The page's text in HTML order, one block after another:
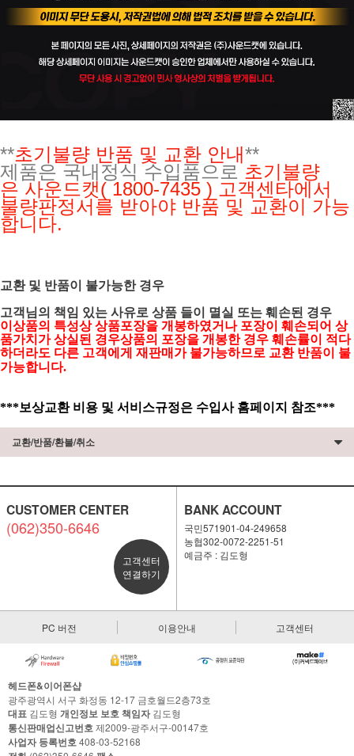
**초기불량 반품 및 교환 안내**
제품은 국내정식 수입품으로 초기불량
은 사운드캣( 1800-7435 ) 고객센타에서
불량판정서를 받아야 반품 및 교환이 가능
합니다.
교환 및 반품이 불가능한 경우
고객님의 책임 있는 사유로 상품 들이 멸실 또는 훼손된 경우
이상품의 특성상 상품포장을 개봉하였거나 포장이 훼손되어 상
품가치가 상실된 경우상품의 포장을 개봉한 경우 훼손률이 적다
하더라도 다른 고객에게 재판매가 불가능하므로 교환 반품이 불
가능합니다.
***보상교환 비용 및 서비스규정은 수입사 홈페이지 참조***
교환/반품/환불/취소
CUSTOMER CENTER
(062)350-6646
고객센터
연결하기
BANK ACCOUNT
국민571901-04-249658
농협302-0072-2251-51
예금주 : 김도형
PC 버전 이용안내 고객센터
헤드폰&이어폰샵
광주광역시 서구 화정동 12-17 금호월드2층73호
대표 김도형 개인정보 보호 책임자김도형
통신판매업신고번호 제2009-광주서구-00147호
사업자 등록번호 408-03-52168